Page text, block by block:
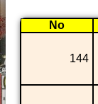
No
144